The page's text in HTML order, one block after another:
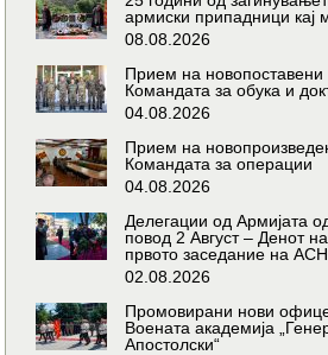
армиски припадници кај
08.08.2026
Прием на новопоставени
Командата за обука и
04.08.2026
Прием на
Командата за операции
04.08.2026
Делегации од Армијата
повод 2 Август – Денот
првото заседание на
02.08.2026
Промовирани нови
Воената академија
Апостолски“